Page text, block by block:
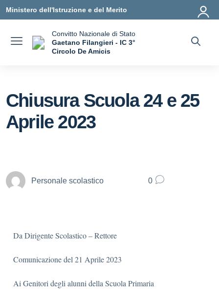
Ministero dell'Istruzione e del Merito
Convitto Nazionale di Stato
Gaetano Filangieri - IC 3°
Circolo De Amicis
Chiusura Scuola 24 e 25
Aprile 2023
Personale scolastico 0
Da Dirigente Scolastico – Rettore
Comunicazione del 21 Aprile 2023
Ai Genitori degli alunni della Scuola Primaria